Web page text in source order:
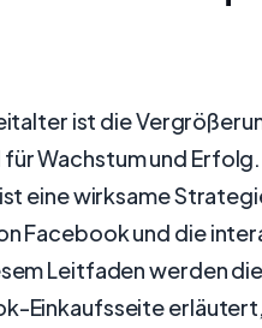
ist die
Wachstum und
eine wirksame
Facebook und die
Leitfaden werden
Einkaufsseite